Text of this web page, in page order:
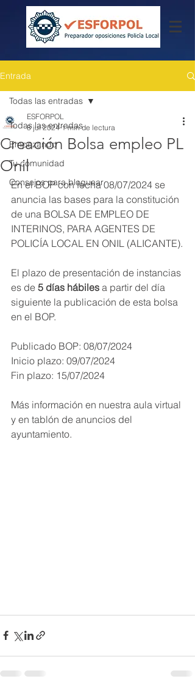
Entrada
Todas las entradas
Empezando
Tu comunidad
Consejos para bloguear
Todas las entradas
Creación Bolsa empleo PL
Onil
ESFORPOL
8 jul 2024 1 min de lectura
En el BOP con fecha 08/07/2024 se
anuncia las bases para la constitución
de una BOLSA DE EMPLEO DE
INTERINOS, PARA AGENTES DE
POLICÍA LOCAL EN ONIL (ALICANTE).
El plazo de presentación de instancias
es de 5 días hábiles a partir del día
siguiente la publicación de esta bolsa
en el BOP.
Publicado BOP: 08/07/2024
Inicio plazo: 09/07/2024
Fin plazo: 15/07/2024
Más información en nuestra aula virtual
y en tablón de anuncios del
ayuntamiento.